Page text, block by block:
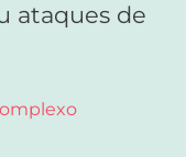
ataques de